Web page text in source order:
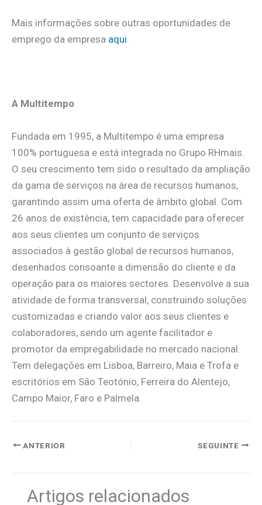
Mais informações sobre outras oportunidades de
emprego da empresa aqui
A Multitempo
Fundada em 1995, a Multitempo é uma empresa
100% portuguesa e está integrada no Grupo RHmais.
O seu crescimento tem sido o resultado da ampliação
da gama de serviços na área de recursos humanos,
garantindo assim uma oferta de âmbito global. Com
26 anos de existência, tem capacidade para oferecer
aos seus clientes um conjunto de serviços
associados à gestão global de recursos humanos,
desenhados consoante a dimensão do cliente e da
operação para os maiores sectores. Desenvolve a sua
atividade de forma transversal, construindo soluções
customizadas e criando valor aos seus clientes e
colaboradores, sendo um agente facilitador e
promotor da empregabilidade no mercado nacional.
Tem delegações em Lisboa, Barreiro, Maia e Trofa e
escritórios em São Teotónio, Ferreira do Alentejo,
Campo Maior, Faro e Palmela.
ANTERIOR SEGUINTE
Artigos relacionados